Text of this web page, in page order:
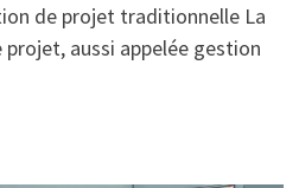
de projet traditionnelle La
aussi appelée gestion